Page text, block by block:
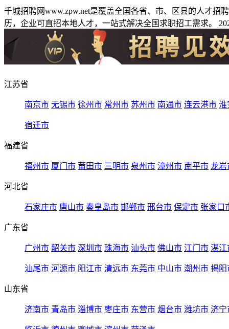
千城招聘网www.zpw.net是覆盖全国各省、市、区县的人才
历，企业可直招本地人才，一站式解决全国求职招工需求。
江苏省
南京市 无锡市 徐州市 常州市 苏州市 南通市 连云港市 淮
宿迁市
福建省
福州市 厦门市 莆田市 三明市 泉州市 漳州市 南平市 龙岩
河北省
石家庄市 唐山市 秦皇岛市 邯郸市 邢台市 保定市 张家口
广东省
广州市 韶关市 深圳市 珠海市 汕头市 佛山市 江门市 湛江
汕尾市 河源市 阳江市 清远市 东莞市 中山市 潮州市 揭阳
山东省
济南市 青岛市 淄博市 枣庄市 东营市 烟台市 潍坊市 济宁